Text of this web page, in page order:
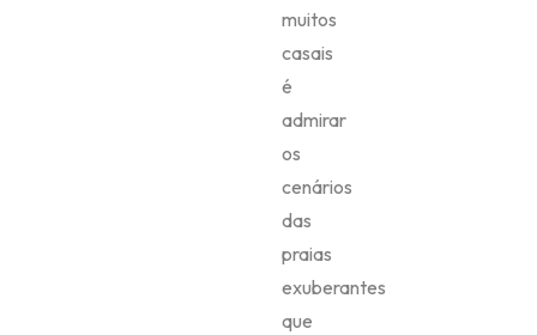
muitos
casais
é
admirar
os
cenários
das
praias
exuberantes
que